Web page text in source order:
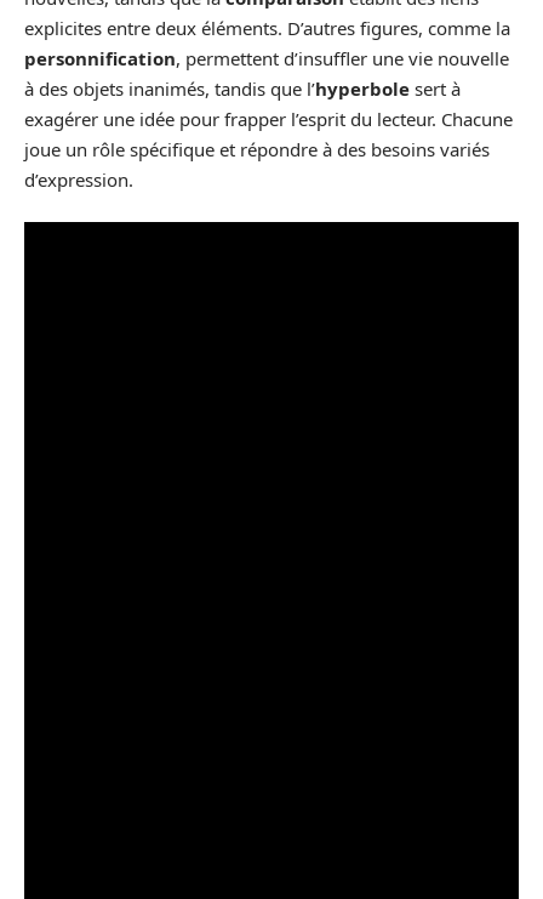
explicites entre deux éléments. D’autres figures, comme la
personnification, permettent d’insuffler une vie nouvelle
à des objets inanimés, tandis que l’hyperbole sert à
exagérer une idée pour frapper l’esprit du lecteur. Chacune
joue un rôle spécifique et répondre à des besoins variés
d’expression.